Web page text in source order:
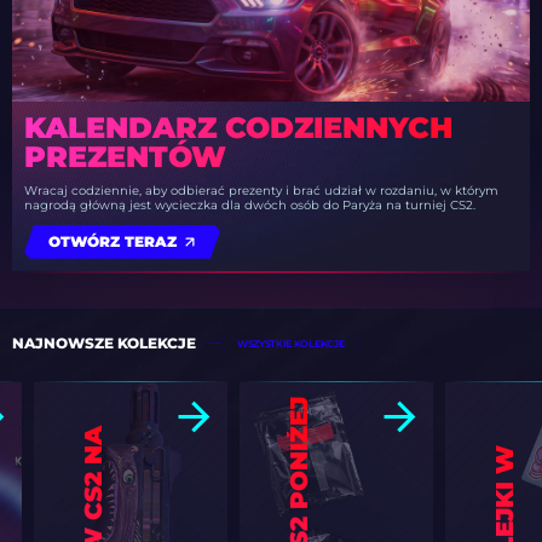
KALENDARZ CODZIENNYCH
PREZENTÓW
Wracaj codziennie, aby odbierać prezenty i brać udział w rozdaniu, w którym
nagrodą główną jest wycieczka dla dwóch osób do Paryża na turniej CS2.
OTWÓRZ TERAZ
NAJNOWSZE KOLEKCJE WSZYSTKIE KOLEKCJE